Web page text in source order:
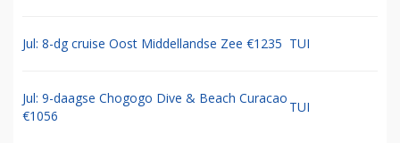
Jul: 8-dg cruise Oost Middellandse Zee €1235 TUI
Jul: 9-daagse Chogogo Dive & Beach Curacao
€1056
TUI